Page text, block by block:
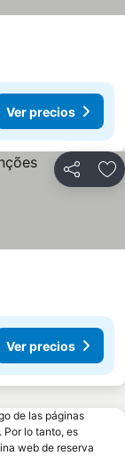
precios
Ver precios
Compartir
precios
Ver precios
de las páginas
Por lo tanto, es
web de reserva